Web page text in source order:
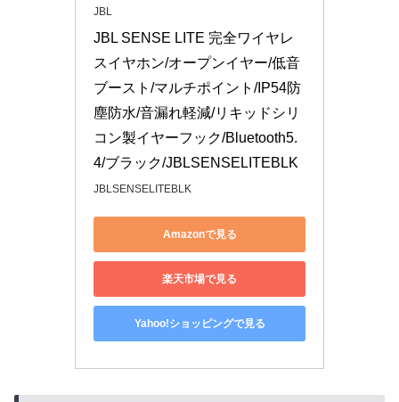
JBL
JBL SENSE LITE 完全ワイヤレ
スイヤホン/オープンイヤー/低音
ブースト/マルチポイント/IP54防
塵防水/音漏れ軽減/リキッドシリ
コン製イヤーフック/Bluetooth5.
4/ブラック/JBLSENSELITEBLK
JBLSENSELITEBLK
Amazonで見る
楽天市場で見る
Yahoo!ショッピングで見る